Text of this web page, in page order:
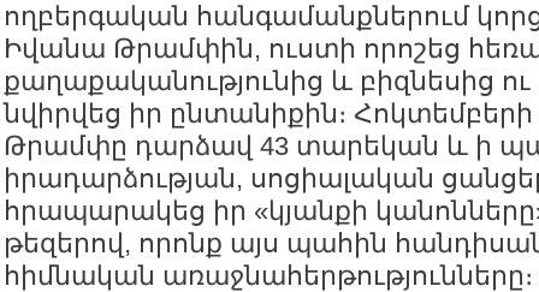
ողբերգական հանգամանքներում
Իվանա Թրամփին, ուստի որոշեց
քաղաքականությունից և բիզնեսից ու
նվիրվեց իր ընտանիքին։
Թրամփը դարձավ 43 տարեկան և ի
իրադարձության, սոցիալական
հրապարակեց իր «կյանքի
թեզերով, որոնք այս պահին
հիմնական առաջնահերթությունները։